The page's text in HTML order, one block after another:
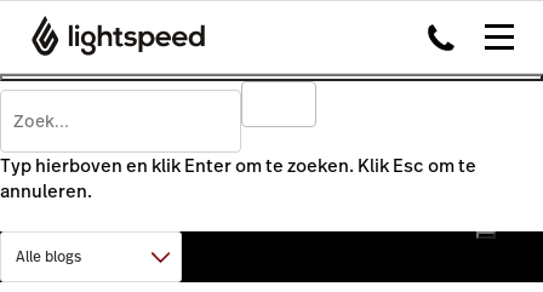
Typ hierboven en klik Enter om te zoeken. Klik Esc om te
annuleren.